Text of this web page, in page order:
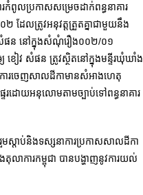
កំពូលប្រកាសសម្រេចដាក់ពន្ធនា​គារ
ែលត្រូវអនុវត្តត្រួតគ្នាជាមួយនឹង
ផន នៅក្នុងសំណុំរឿង០០២/០១
ខៀវ សំផន ត្រូវស្ថិតនៅក្នុងមន្ទីរឃុំឃាំង
ាំការចេញសាលដីកាមានសំអាងហេតុ
រដោយអនុលោមតាមច្បាប់ទៅពន្ធនាគារ
មស្តាប់និងទស្សនាការប្រកាសសាលដីកា
លាការកម្ពុជា បានបង្ហាញនូវការយល់